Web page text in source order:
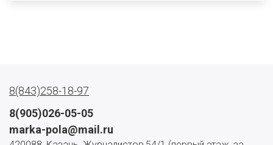
8(843)258-18-97
8(905)026-05-05
marka-pola@mail.ru